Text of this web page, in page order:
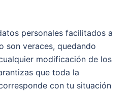
personales facilitados a
son veraces, quedando
modificación de los
que toda la
con tu situación